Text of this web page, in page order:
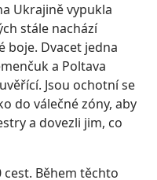
Ukrajině vypukla
stále nachází
boje. Dvacet jedna
a Poltava
Jsou ochotní se
do válečné zóny, aby
a dovezli jim, co
Během těchto